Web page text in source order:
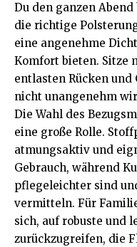
Du den ganzen
die richtige
eine angenehme
Komfort bieten. Sitze
entlasten Rücken und
nicht unangenehm
Die Wahl des
eine große Rolle.
atmungsaktiv und
Gebrauch, während
pflegeleichter sind
vermitteln. Für
sich, auf robuste und
zurückzugreifen, die